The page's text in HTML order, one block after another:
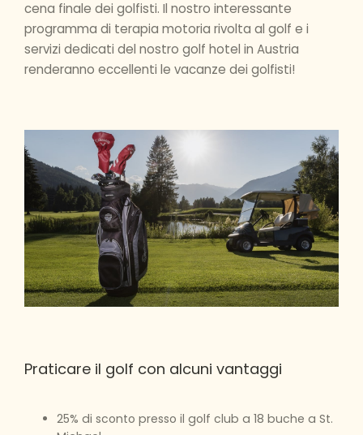
cena finale dei golfisti. Il nostro interessante
programma di terapia motoria rivolta al golf e i
servizi dedicati del nostro golf hotel in Austria
renderanno eccellenti le vacanze dei golfisti!
Praticare il golf con alcuni vantaggi
25% di sconto presso il golf club a 18 buche a St.